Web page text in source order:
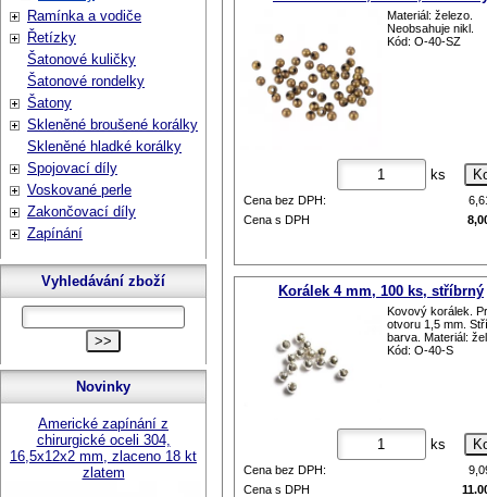
Materiál: železo.
Neobsahuje nikl.
Kód: O-40-SZ
ks
Cena bez DPH:
Cena s DPH
Korálek 4 mm, 100 ks, stříbrný
Kovový korálek.
otvoru 1,5 mm.
barva. Materiál:
Kód: O-40-S
ks
Cena bez DPH:
Cena s DPH
Ramínka a vodiče
Řetízky
Šatonové kuličky
Šatonové rondelky
Šatony
Skleněné broušené korálky
Skleněné hladké korálky
Spojovací díly
Voskované perle
Zakončovací díly
Zapínání
Vyhledávání zboží
Novinky
Americké zapínání z
chirurgické oceli 304,
16,5x12x2 mm, zlaceno 18 kt
zlatem